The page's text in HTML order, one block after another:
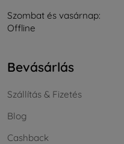
Szombat és vasárnap:
Offline
Bevásárlás
Szállítás & Fizetés
Blog
Cashback